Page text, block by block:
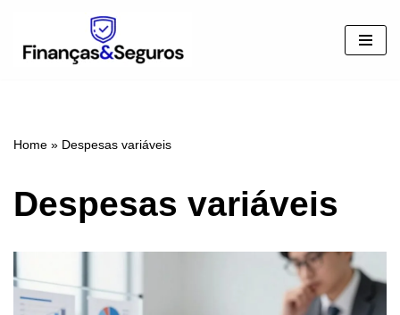
Pular
Home » Despesas variáveis
Despesas variáveis